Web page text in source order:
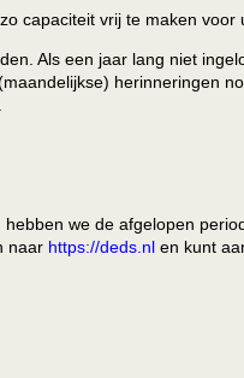
capaciteit vrij te maken voor
Als een jaar lang niet
herinneringen
we de afgelopen
naar https://deds.nl en kunt